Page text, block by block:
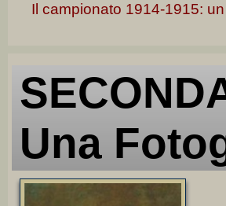
Il campionato 1914-1915:
Una